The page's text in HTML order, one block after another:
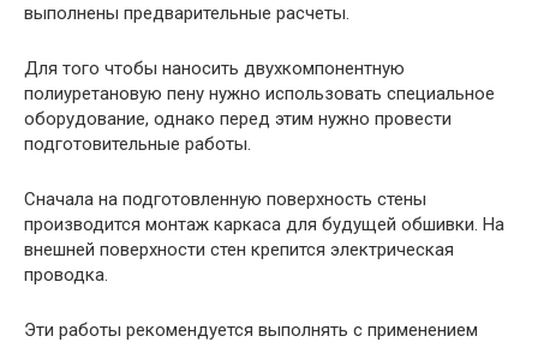
выполнены предварительные расчеты.
Для того чтобы наносить двухкомпонентную
полиуретановую пену нужно использовать специальное
оборудование, однако перед этим нужно провести
подготовительные работы.
Сначала на подготовленную поверхность стены
производится монтаж каркаса для будущей обшивки. На
внешней поверхности стен крепится электрическая
проводка.
Эти работы рекомендуется выполнять с применением